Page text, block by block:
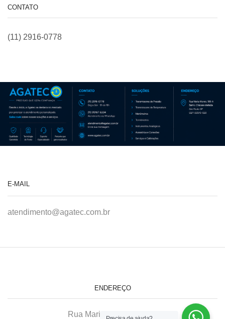
CONTATO
(11) 2916-0778
E-MAIL
atendimento@agatec.com.br
ENDEREÇO
Rua Maria Afonso, 166-A